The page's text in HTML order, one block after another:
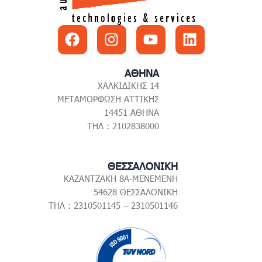
FacebookInstagramYoutubeLinkedin
ΑΘΗΝΑ
ΧΑΛΚΙΔΙΚΗΣ 14
ΜΕΤΑΜΟΡΦΩΣΗ ΑΤΤΙΚΗΣ
14451 ΑΘΗΝΑ
ΤΗΛ : 2102838000
ΘΕΣΣΑΛΟΝΙΚΗ
ΚΑΖΑΝΤΖΑΚΗ 8Α-ΜΕΝΕΜΕΝΗ
54628 ΘΕΣΣΑΛΟΝΙΚΗ
ΤΗΛ : 2310501145 – 2310501146